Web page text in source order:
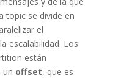
topic se divide en
el
escalabilidad. Los
están
un offset, que es